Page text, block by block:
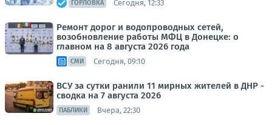
ГОРЛОВКА Сегодня, 12:33
Ремонт дорог и водопроводных сетей,
возобновление работы МФЦ в Донецке: о
главном на 8 августа 2026 года
СМИ Сегодня, 09:10
ВСУ за сутки ранили 11 мирных жителей в ДНР -
сводка на 7 августа 2026
ПАБЛИКИ Вчера, 22:30